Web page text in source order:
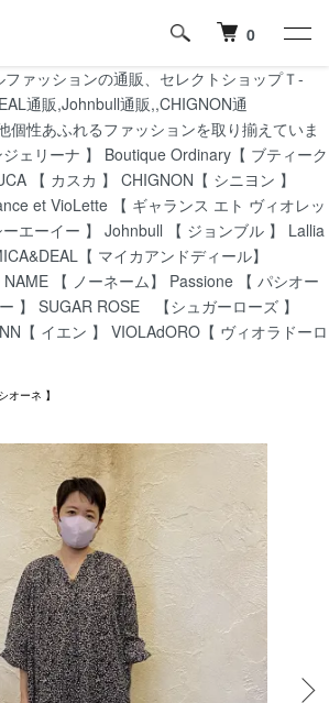
ァッションの通販、セレクトショップＴ-
通販,Johnbull通販,,CHIGNON通
個性あふれるファッションを取り揃えていま
ェリーナ 】 Boutique Ordinary【 ブティーク
【 カスカ 】 CHIGNON【 シニヨン 】
et VioLette 【 ギャランス エト ヴィオレッ
ーエーイー 】 Johnbull 【 ジョンブル 】 Lallia
【 マイカアンドディール】
【 ノーネーム】 Passione 【 パシオー
】 SUGAR ROSE 【シュガーローズ 】
【 イエン 】 VIOLAdORO【 ヴィオラドーロ
0
オーネ 】